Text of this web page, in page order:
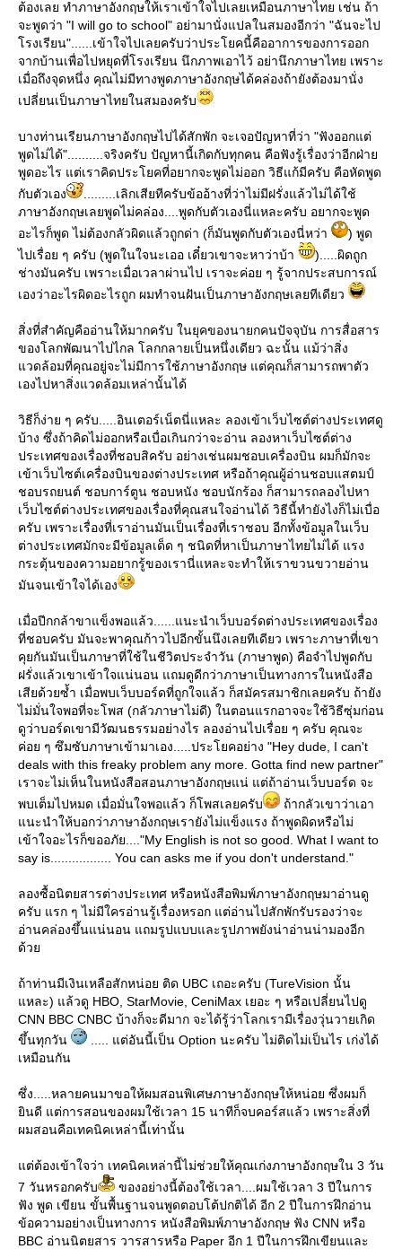
ต้องเลย ทำภาษาอังกฤษให้เราเข้าใจไปเลยเหมือนภาษาไทย เช่น ถ้า
จะพูดว่า "I will go to school" อย่ามานั่งแปลในสมองอีกว่า "ฉันจะไป
รงเรียน"......เข้าใจไปเลยครับว่าประโยคนี้คืออาการของการออก
จากบ้านเพื่อไปหยุดที่โรงเรียน นึกภาพเอาไว้ อย่านึกภาษาไทย เพราะ
เมื่อถึงจุดหนึ่ง คุณไม่มีทางพูดภาษาอังกฤษได้คล่องถ้ายังต้องมานั่ง
เปลี่ยนเป็นภาษาไทยในสมองครับ
บางท่านเรียนภาษาอังกฤษไปได้สักพัก จะเจอปัญหาที่ว่า "ฟังออกแต่
พูดไม่ได้"..........จริงครับ ปัญหานี้เกิดกับทุกคน คือฟังรู้เรื่องว่าอีกฝ่า
พูดอะไร แต่เราคิดประโยคที่อยากจะพูดไม่ออก วิธีแก้มีครับ คือหัดพูด
กับตัวเอง
.........เลิกเสียทีครับข้ออ้างที่ว่าไม่มีฝรั่งแล้วไม่ได้ใช้
ภาษาอังกฤษเลยพูดไม่คล่อง....พูดกับตัวเองนี่แหละครับ อยากจะพูด
อะไรก็พูด ไม่ต้องกลัวผิดแล้วถูกด่า (ก็มันพูดกับตัวเองนี่หว่า
) พูด
ไปเรื่อย ๆ ครับ (พูดในใจนะเออ เดี๋ยวเขาจะหาว่าบ้า
).....ผิดถูก
ช่างมันครับ เพราะเมื่อเวลาผ่านไป เราจะค่อย ๆ รู้จากประสบการณ์
เองว่าอะไรผิดอะไรถูก ผมทำจนฝันเป็นภาษาอังกฤษเลยทีเดียว
สิ่งที่สำคัญคืออ่านให้มากครับ ในยุคของนายกคนปัจจุบัน การสื่อสาร
ของโลกพัฒนาไปไกล โลกกลายเป็นหนึ่งเดียว ฉะนั้น แม้ว่าสิ่ง
วดล้อมที่คุณอยู่จะไม่มีการใช้ภาษาอังกฤษ แต่คุณก็สามารถพาตัว
เองไปหาสิ่งแวดล้อมเหล่านั้นได้
วิธีก็ง่าย ๆ ครับ.....อินเตอร์เน็ตนี่แหละ ลองเข้าเว็บไซต์ต่างประเทศดู
บ้าง ซึ่งถ้าคิดไม่ออกหรือเบื่อเกินกว่าจะอ่าน ลองหาเว็บไซต์ต่าง
ประเทศของเรื่องที่ชอบสิครับ อย่างเช่นผมชอบเครื่องบิน ผมก็มักจะ
เข้าเว็บไซต์เครื่องบินของต่างประเทศ หรือถ้าคุณผู้อ่านชอบแสตมป์
ชอบรถยนต์ ชอบการ์ตูน ชอบหนัง ชอบนักร้อง ก็สามารถลองไปหา
เว็บไซต์ต่างประเทศของเรื่องที่คุณสนใจอ่านได้ วิธีนี้ทำยังไงก็ไม่เบื่อ
ครับ เพราะเรื่องที่เราอ่านมันเป็นเรื่องที่เราชอบ อีกทั้งข้อมูลในเว็บ
ต่างประเทศมักจะมีข้อมูลเด็ด ๆ ชนิดที่หาเป็นภาษาไทยไม่ได้ แรง
กระตุ้นของความอยากรู้ของเรานี่แหละจะทำให้เราขวนขวายอ่าน
มันจนเข้าใจได้เอง
เมื่อปีกกล้าขาแข็งพอแล้ว......แนะนำเว็บบอร์ดต่างประเทศของเรื่อง
ที่ชอบครับ มันจะพาคุณก้าวไปอีกขั้นนึงเลยทีเดียว เพราะภาษาที่เขา
คุยกันมันเป็นภาษาที่ใช้ในชีวิตประจำวัน (ภาษาพูด) คือจำไปพูดกับ
ฝรั่งแล้วเขาเข้าใจแน่นอน แถมดูดีกว่าภาษาเป็นทางการในหนังสือ
เสียด้วยซ้ำ เมื่อพบเว็บบอร์ดที่ถูกใจแล้ว ก็สมัครสมาชิกเลยครับ ถ้ายัง
ไม่มั่นใจพอที่จะโพส (กลัวภาษาไม่ดี) ในตอนแรกอาจจะใช้วิธีซุ่มก่อน
ดูว่าบอร์ดเขามีวัฒนธรรมอย่างไร ลองอ่านไปเรื่อย ๆ ครับ คุณจะ
ค่อย ๆ ซึมซับภาษาเข้ามาเอง.....ประโยคอย่าง "Hey dude, I can't
deals with this freaky problem any more. Gotta find new partner"
เราจะไม่เห็นในหนังสือสอนภาษาอังกฤษแน่ แต่ถ้าอ่านเว็บบอร์ด จะ
พบเต็มไปหมด เมื่อมั่นใจพอแล้ว ก็โพสเลยครับ
ถ้ากลัวเขาว่าเอา
นะนำให้บอกว่าภาษาอังกฤษเรายังไม่แข็งแรง ถ้าพูดผิดหรือไม่
เข้าใจอะไรก็ขออภัย...."My English is not so good. What I want to
say is................. You can asks me if you don't understand."
ลองซื้อนิตยสารต่างประเทศ หรือหนังสือพิมพ์ภาษาอังกฤษมาอ่านดู
ครับ แรก ๆ ไม่มีใครอ่านรู้เรื่องหรอก แต่อ่านไปสักพักรับรองว่าจะ
อ่านคล่องขึ้นแน่นอน แถมรูปแบบและรูปภาพยังน่าอ่านน่ามองอีก
ด้ว
ถ้าท่านมีเงินเหลือสักหน่อย ติด UBC เถอะครับ (TureVision นั้น
หละ) แล้วดู HBO, StarMovie, CeniMax เยอะ ๆ หรือเปลี่ยนไปดู
CNN BBC CNBC บ้างก็จะดีมาก จะได้รู้ว่าโลกเรามีเรื่องวุ่นวายเกิด
ขึ้นทุกวัน
..... แต่อันนี้เป็น Option นะครับ ไม่ติดไม่เป็นไร เก่งได้
เหมือนกัน
ซึ่ง.....หลายคนมาขอให้ผมสอนพิเศษภาษาอังกฤษให้หน่อย ซึ่งผมก็
ินดี แต่การสอนของผมใช้เวลา 15 นาทีก็จบคอร์สแล้ว เพราะสิ่งที่
ผมสอนคือเทคนิคเหล่านี้เท่านั้น
ต่ต้องเข้าใจว่า เทคนิคเหล่านี้ไม่ช่วยให้คุณเก่งภาษาอังกฤษใน 3 วัน
7 วันหรอกครับ
ของอย่างนี้ต้องใช้เวลา....ผมใช้เวลา 3 ปีในการ
ฟัง พูด เขียน ขั้นพื้นฐานจนพูดตอบโต้ปกติได้ อีก 2 ปีในการฝึกอ่าน
ข้อความอย่างเป็นทางการ หนังสือพิมพ์ภาษาอังกฤษ ฟัง CNN หรือ
BBC อ่านนิตยสาร วารสารหรือ Paper อีก 1 ปีในการฝึกเขียนและ